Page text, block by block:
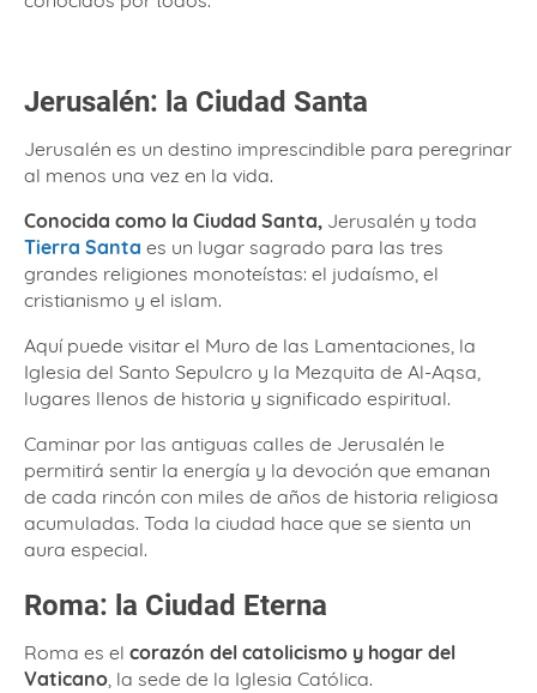
Jerusalén: la Ciudad Santa
Jerusalén es un destino imprescindible para peregrinar
al menos una vez en la vida.
Conocida como la Ciudad Santa, Jerusalén y toda
Tierra Santa es un lugar sagrado para las tres
grandes religiones monoteístas: el judaísmo, el
cristianismo y el islam.
Aquí puede visitar el Muro de las Lamentaciones, la
Iglesia del Santo Sepulcro y la Mezquita de Al-Aqsa,
lugares llenos de historia y significado espiritual.
Caminar por las antiguas calles de Jerusalén le
permitirá sentir la energía y la devoción que emanan
de cada rincón con miles de años de historia religiosa
acumuladas. Toda la ciudad hace que se sienta un
aura especial.
Roma: la Ciudad Eterna
Roma es el corazón del catolicismo y hogar del
Vaticano, la sede de la Iglesia Católica.